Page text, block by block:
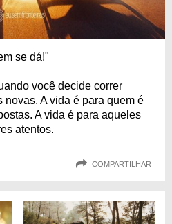
se dá!"
você decide correr
novas. A vida é para quem é
A vida é para aqueles
atentos.
COMPARTILHAR